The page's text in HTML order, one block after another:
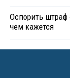
Оспорить
чем кажется